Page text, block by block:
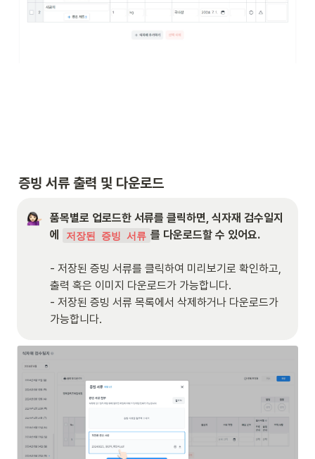
증빙 서류 출력 및 다운로드
품목별로 업로드한 서류를 클릭하면, 식자재 검수일지
에
저장된 증빙 서류 를 다운로드할 수 있어요.
- 저장된 증빙 서류를 클릭하여 미리보기로 확인하고,
출력 혹은 이미지 다운로드가 가능합니다.
- 저장된 증빙 서류 목록에서 삭제하거나 다운로드가
가능합니다.